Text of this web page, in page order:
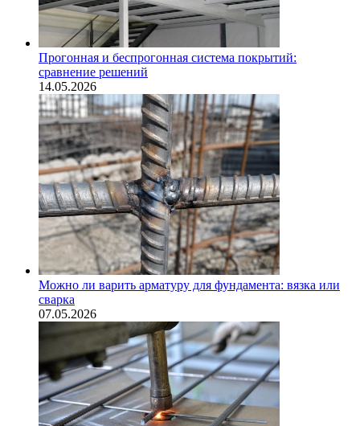
Прогонная и беспрогонная система покрытий:
сравнение решений
14.05.2026
Можно ли варить арматуру для фундамента: вязка или
сварка
07.05.2026